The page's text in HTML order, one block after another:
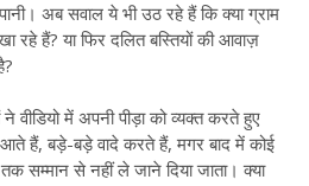
अब सवाल ये भी उठ रहे हैं कि क्या ग्राम
रहे हैं? या फिर दलित बस्तियों की आवाज़
वीडियो में अपनी पीड़ा को व्यक्त करते हुए
हैं, बड़े-बड़े वादे करते हैं, मगर बाद में कोई
सम्मान से नहीं ले जाने दिया जाता। क्या